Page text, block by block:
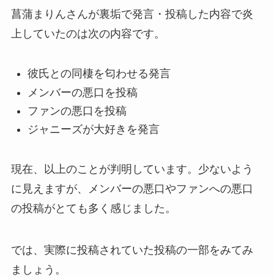
菖蒲まりんさんが裏垢で発言・投稿した内容で炎
上していたのは次の内容です。
彼氏との同棲を匂わせる発言
メンバーの悪口を投稿
ファンの悪口を投稿
ジャニーズが大好きを発言
現在、以上のことが判明しています。少ないよう
に見えますが、メンバーの悪口やファンへの悪口
の投稿がとても多く感じました。
では、実際に投稿されていた投稿の一部をみてみ
ましょう。